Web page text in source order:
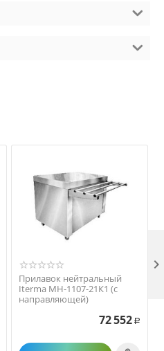
Прилавок нейтральный
Iterma МН-1107-21К1 (с
направляющей)
72 552 Р
